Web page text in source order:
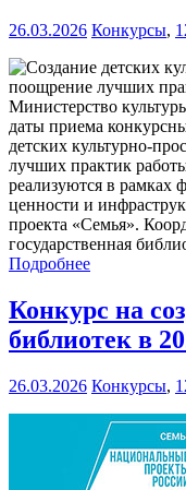
26.03.2026 Конкурсы,
Министерство
даты приема
детских культурно-
лучших практик
реализуются в рамках
ценности и
проекта «Семья».
государственная
Подробнее
Конкурс на
библиотек в
26.03.2026 Конкурсы,